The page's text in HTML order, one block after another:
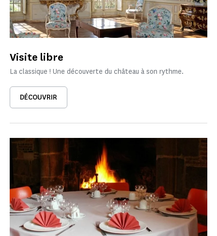
Visite libre
La classique ! Une découverte du château à son rythme.
DÉCOUVRIR